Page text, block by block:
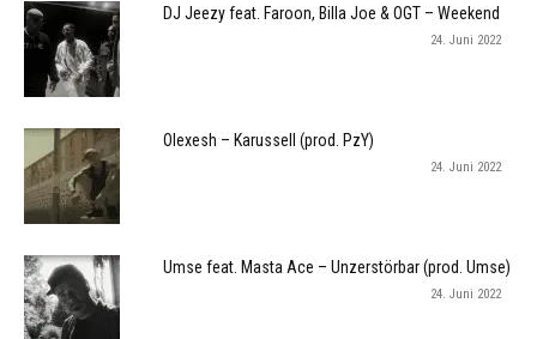
DJ Jeezy feat. Faroon, Billa Joe & OGT – Weekend
24. Juni 2022
Olexesh – Karussell (prod. PzY)
24. Juni 2022
Umse feat. Masta Ace – Unzerstörbar (prod. Umse)
24. Juni 2022